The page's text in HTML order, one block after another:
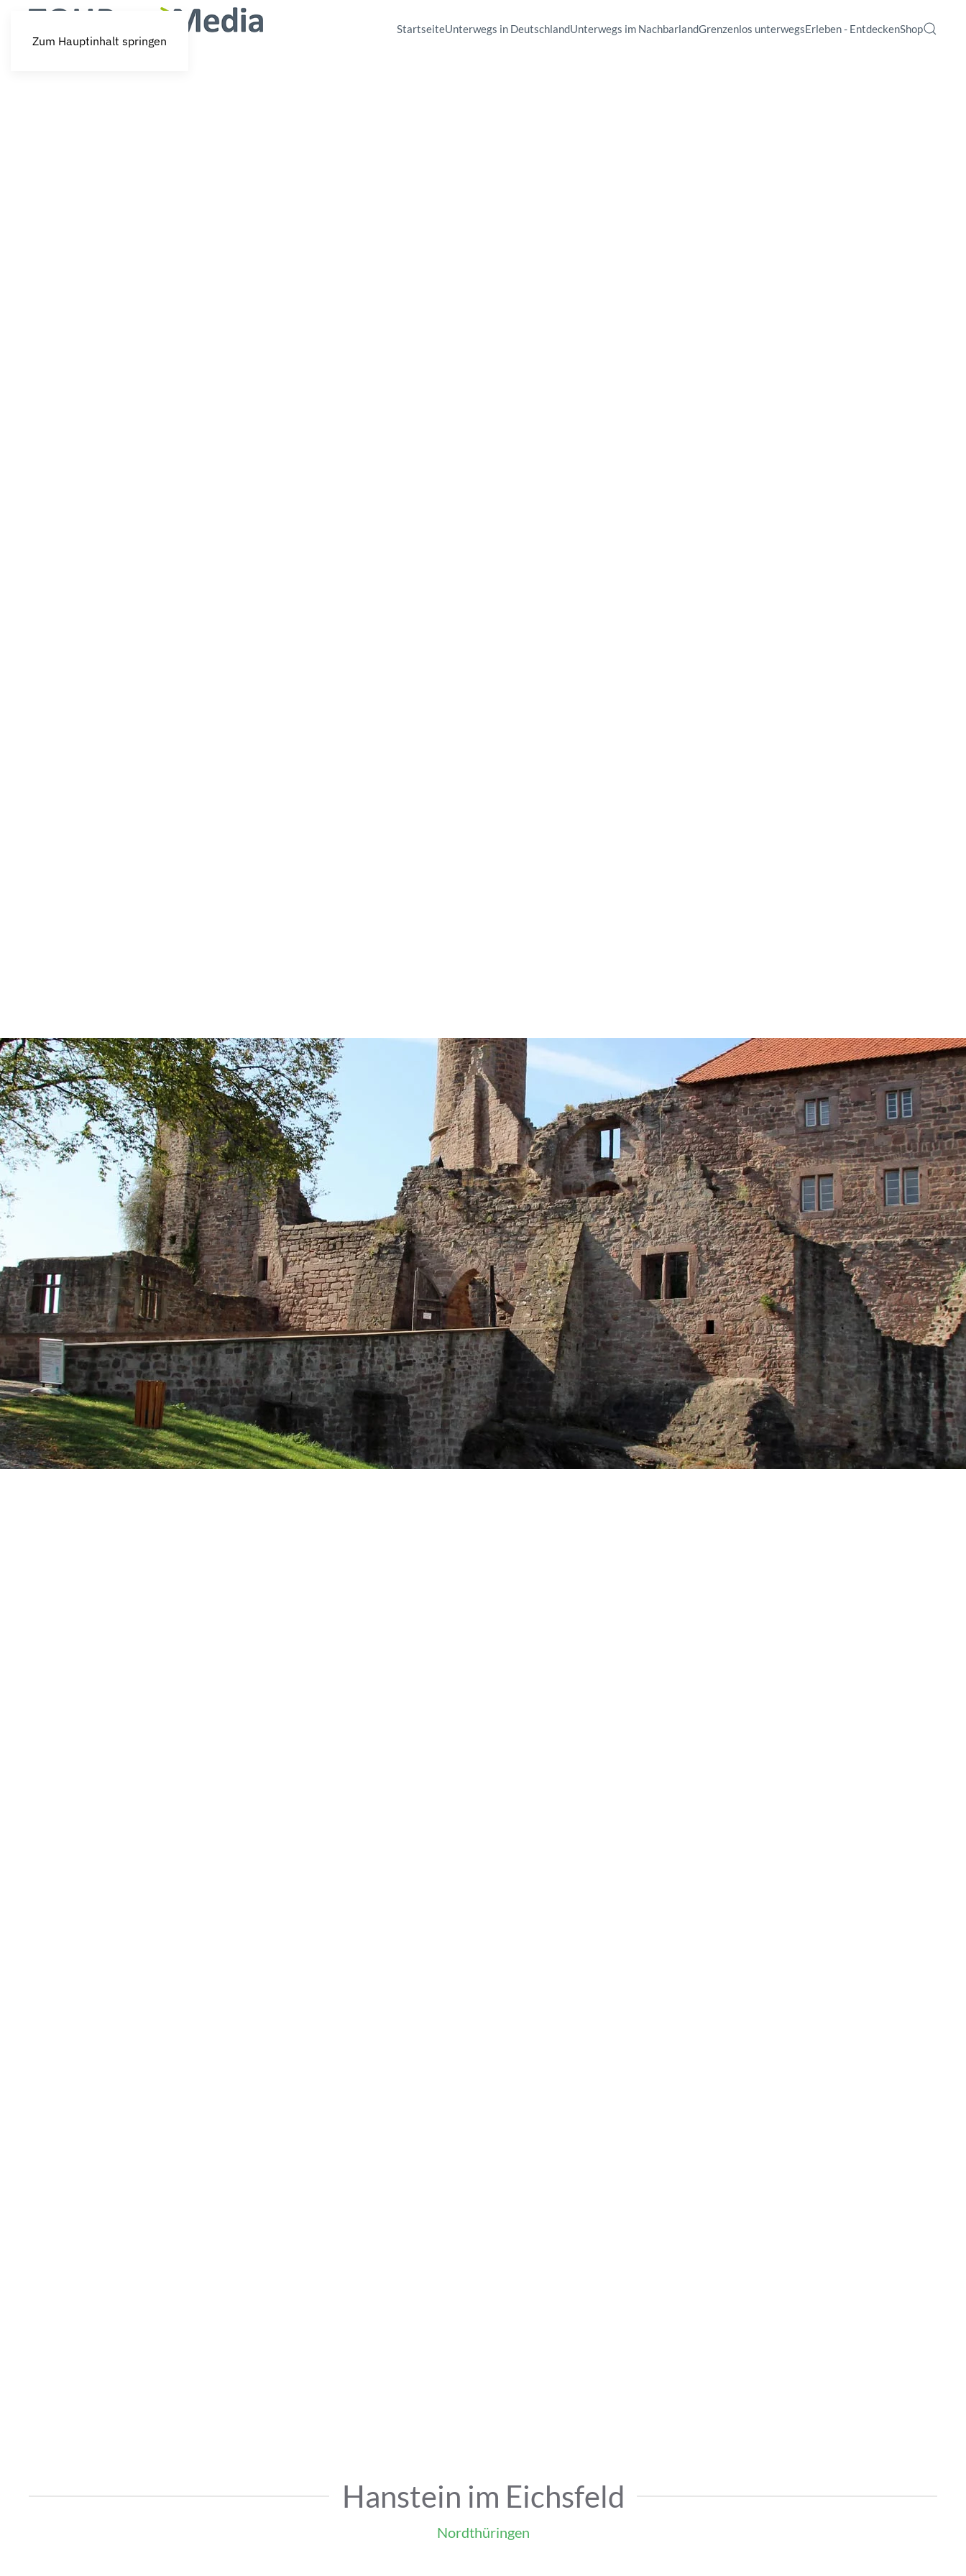
Zum Hauptinhalt springen
StartseiteUnterwegs in DeutschlandUnterwegs im NachbarlandGrenzenlos unterwegsErleben - EntdeckenShop
Hanstein im Eichsfeld
Nordthüringen